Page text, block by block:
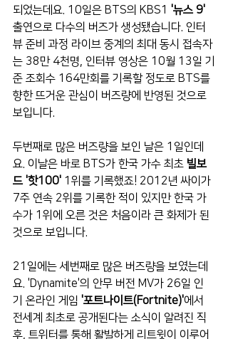
되었는데요. 10일은 BTS의 KBS1 '뉴스 9'
출연으로 다수의 버즈가 생성됐습니다. 인터
뷰 준비 과정 라이브 중계의 최대 동시 접속자
는 38만 4천명, 인터뷰 영상은 10월 13일 기
준 조회수 164만회를 기록할 정도로 BTS를
향한 뜨거운 관심이 버즈량에 반영된 것으로
보입니다.
두번째로 많은 버즈량을 보인 날은 1일인데
요. 이날은 바로 BTS가 한국 가수 최초 빌보
드 '핫100' 1위를 기록했죠! 2012년 싸이가
7주 연속 2위를 기록한 적이 있지만 한국 가
수가 1위에 오른 것은 처음이라 큰 화제가 된
것으로 보입니다.
21일에는 세번째로 많은 버즈량을 보였는데
요. 'Dynamite'의 안무 버전 MV가 26일 인
기 온라인 게임 '포트나이트(Fortnite)'에서
전세계 최초로 공개된다는 소식이 알려진 직
후, 트위터를 통해 활발하게 리트윗이 이루어